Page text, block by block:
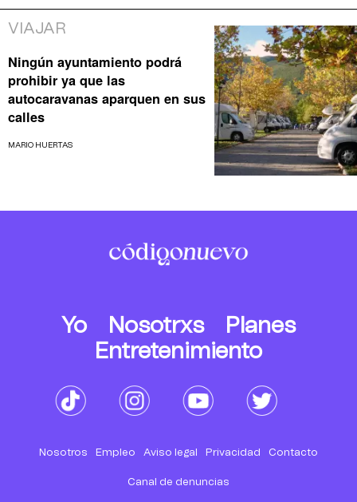
VIAJAR
Ningún ayuntamiento podrá
prohibir ya que las
autocaravanas aparquen en sus
calles
MARIO HUERTAS
Yo Nosotrxs
Planes
Entretenimiento
Nosotros Empleo Aviso legal Privacidad Contacto
Canal de denuncias